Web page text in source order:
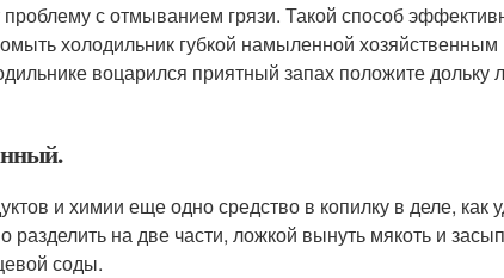
с отмыванием грязи. Такой способ
холодильник губкой намыленной
воцарился приятный запах положите
и химии еще одно средство в копилку в деле, как
разделить на две части, ложкой вынуть мякоть и
соды.